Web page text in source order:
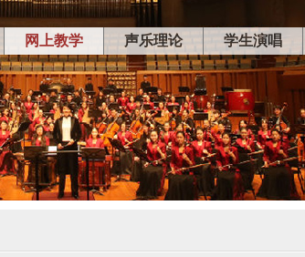
网上教学 声乐理论 学生演唱